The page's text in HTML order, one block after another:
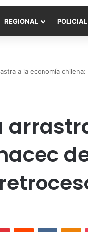
REGIONAL POLICIAL
a la economía
PinterestReddit VKontakte